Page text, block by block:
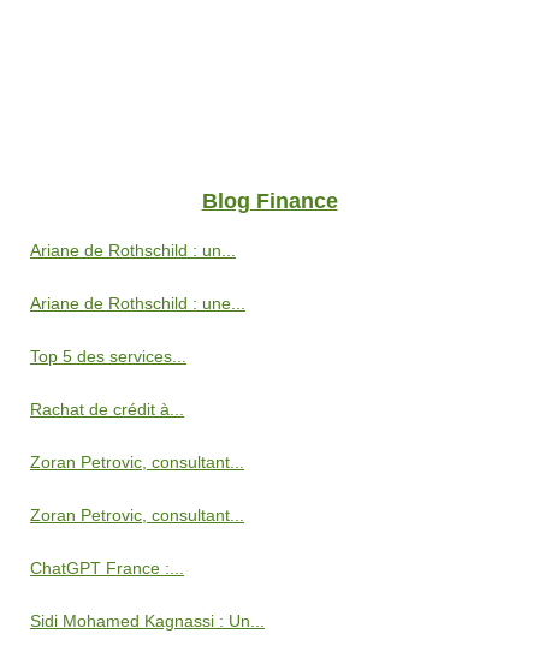
Blog Finance
Ariane de Rothschild : un...
Ariane de Rothschild : une...
Top 5 des services...
Rachat de crédit à...
Zoran Petrovic, consultant...
Zoran Petrovic, consultant...
ChatGPT France :...
Sidi Mohamed Kagnassi : Un...